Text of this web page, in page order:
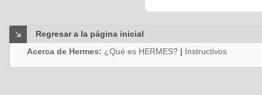
Regresar a la página inicial
Acerca de Hermes: ¿Qué es HERMES? | Instructivos